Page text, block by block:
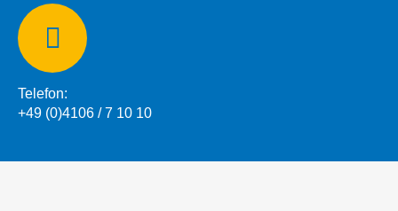
Telefon:
+49 (0)4106 / 7 10 10